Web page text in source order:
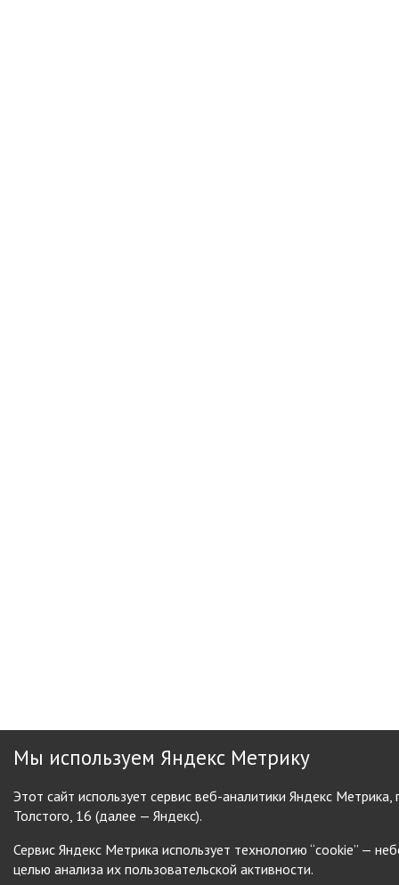
Мы используем Яндекс Метрику
Этот сайт использует сервис веб-аналитики Яндекс
Толстого, 16 (далее — Яндекс).
Сервис Яндекс Метрика использует технологию “cookie” —
целью анализа их пользовательской активности.